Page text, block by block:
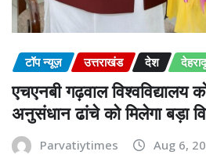
टॉप न्यूज़ उत्तराखंड देश
एचएनबी गढ़वाल विश्वविद्यालय
अनुसंधान ढांचे को मिलेगा बड़ा
Parvatiytimes Aug 6,